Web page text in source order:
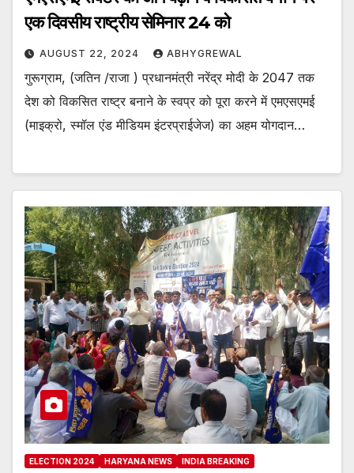
एक दिवसीय राष्ट्रीय सेमिनार 24 को
AUGUST 22, 2024 ABHYGREWAL
गुरूग्राम, (जतिन /राजा ) प्रधानमंत्री नरेंद्र मोदी के 2047 तक
देश को विकसित राष्ट्र बनाने के स्वप्र को पूरा करने में एमएसएमई
(माइक्रो, स्मॉल एंड मीडियम इंटरप्राईजेज) का अहम योगदान…
ELECTION 2024 HARYANA NEWS INDIA BREAKING